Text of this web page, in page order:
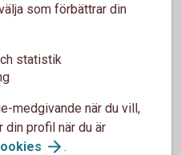
15:00. Torsdagar
röda dagar.
som förbättrar din
statistik
medgivande när du vill,
din profil när du är
.